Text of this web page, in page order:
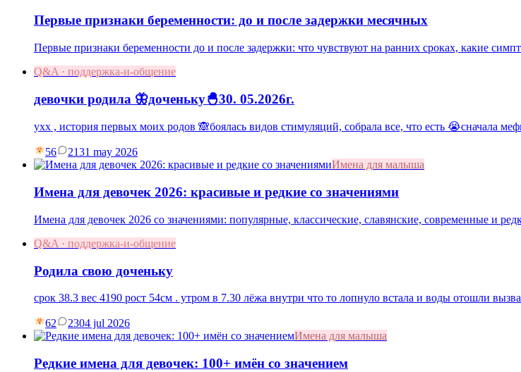
Первые признаки беременности: до и после задержки месячных
Первые признаки беременности до и после задержки: что чувствуют на ранних сроках, какие
Q&A · поддержка-и-общение
девочки родила 🦋доченьку🐣30. 05.2026г.
ухх , история первых моих родов 🙈боялась видов стимуляций, собрала все, что есть 😭сначала
56 2131 may 2026
Имена для малыша
Имена для девочек 2026: красивые и редкие со значениями
Имена для девочек 2026 со значениями: популярные, классические, славянские, современные и
Q&A · поддержка-и-общение
Родила свою доченьку
срок 38.3 вес 4190 рост 54см . утром в 7.30 лёжа внутри что то лопнуло встала и воды отошли
62 2304 jul 2026
Имена для малыша
Редкие имена для девочек: 100+ имён со значением